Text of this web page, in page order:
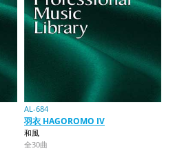
AL-684
羽衣 HAGOROMO IV
和風
全30曲